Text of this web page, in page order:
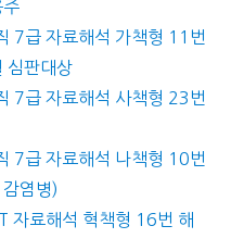
주
7급 자료해석 가책형 11번
심판대상
7급 자료해석 사책형 23번
7급 자료해석 나책형 10번
염병)
자료해석 혁책형 16번 해